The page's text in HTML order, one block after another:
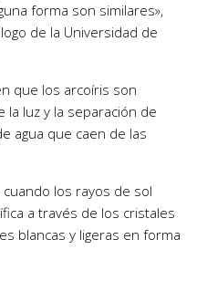
forma son similares»,
de la Universidad de
que los arcoíris son
luz y la separación de
agua que caen de las
cuando los rayos de sol
a través de los cristales
blancas y ligeras en forma